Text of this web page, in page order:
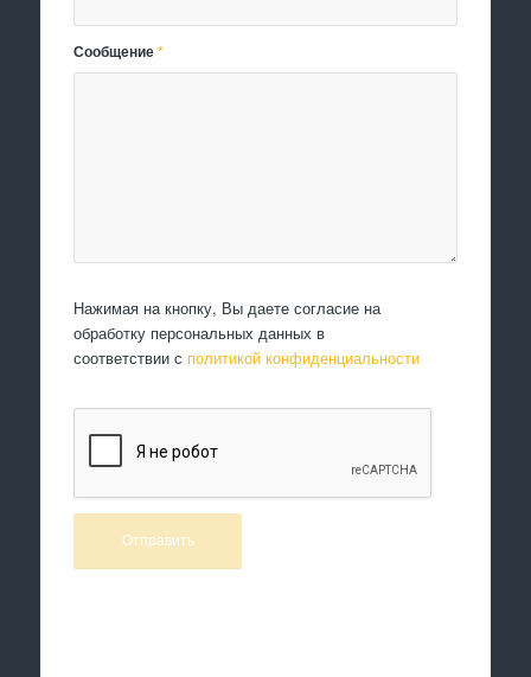
Сообщение*
Нажимая на кнопку, Вы даете согласие на
обработку персональных данных в
соответствии с политикой конфиденциальности